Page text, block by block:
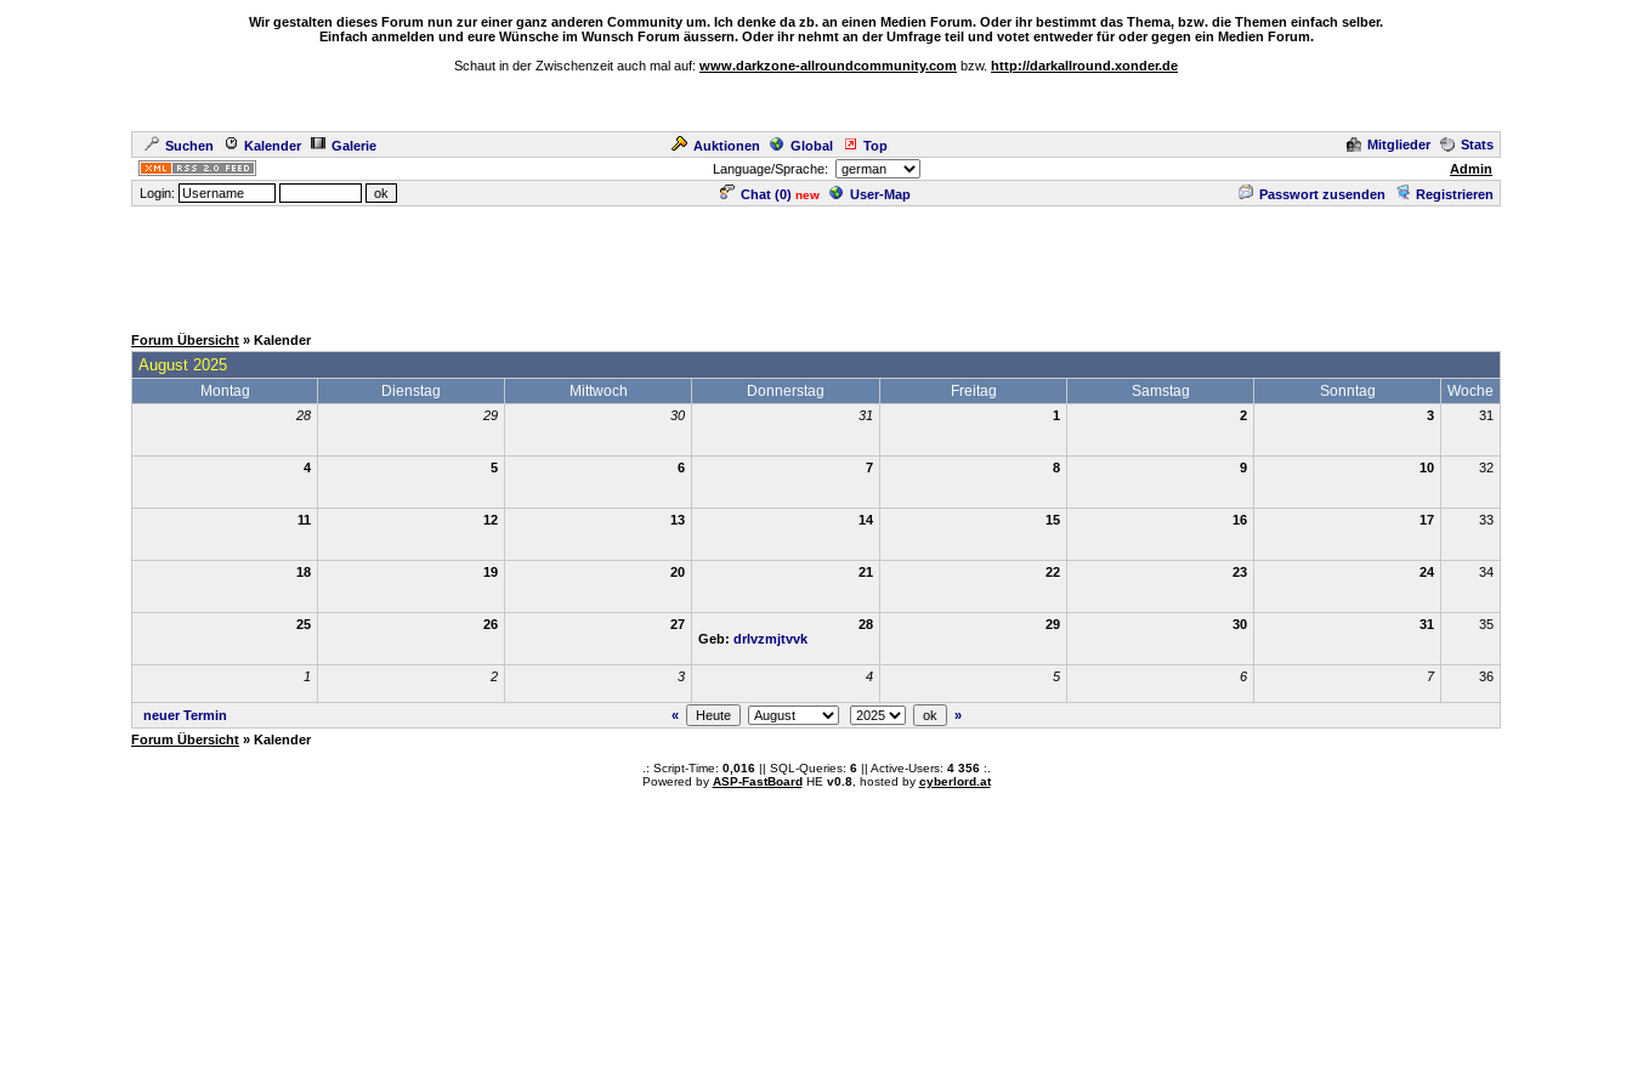
Wir gestalten dieses Forum nun zur einer ganz anderen Community um. Ich denke da zb. an einen Medien Forum. Oder ihr bestimmt das Thema, bzw. die Themen einfach selber.
Einfach anmelden und eure Wünsche im Wunsch Forum äussern. Oder ihr nehmt an der Umfrage teil und votet entweder für oder gegen ein Medien Forum.
Schaut in der Zwischenzeit auch mal auf: www.darkzone-allroundcommunity.com bzw. http://darkallround.xonder.de
Suchen Kalender Galerie Auktionen Global Top Mitglieder
Stats
Language/Sprache:
Admin
Login:
Chat (0) new User-Map Passwort zusenden Registrieren
Forum Übersicht » Kalender
August 2025
Montag Dienstag Mittwoch Donnerstag Freitag Samstag Sonntag Woche
28 29 30 31 1 2 3 31
4 5 6 7 8 9 10 32
11 12 13 14 15 16 17 33
18 19 20 21 22 23 24 34
25 26 27
28
Geb: drlvzmjtvvk
29 30 31 35
1 2 3 4 5 6 7 36
neuer Termin «
»
Forum Übersicht » Kalender
.: Script-Time: 0,016|| SQL-Queries: 6|| Active-Users: 4 356:.
Powered by ASP-FastBoardHE v0.8, hosted by cyberlord.at